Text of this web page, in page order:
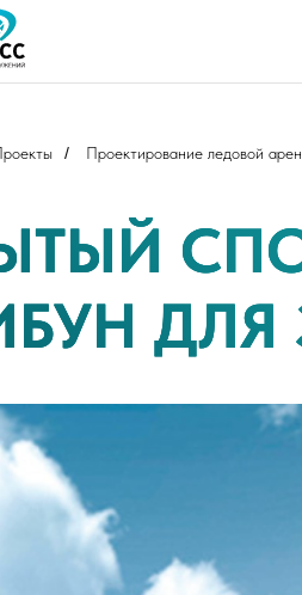
/ Проектирование ледовой
ДЛЯ